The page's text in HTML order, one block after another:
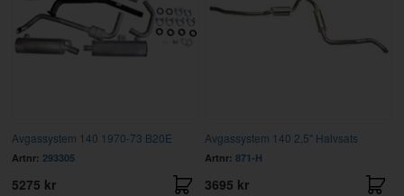
Avgassystem 140 1970-73 B20E
Artnr: 293305
5275 kr
Avgassystem 140 2,5" Halvsats
Artnr: 871-H
3695 kr